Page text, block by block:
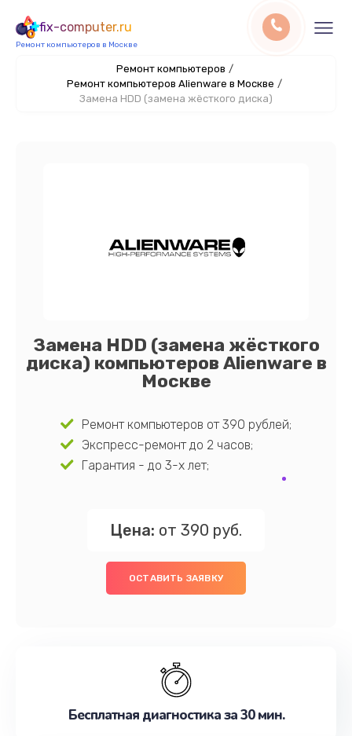
fix-computer.ru
Ремонт компьютеров в Москве
Ремонт компьютеров /
Ремонт компьютеров Alienware в Москве /
Замена HDD (замена жёсткого диска)
Замена HDD (замена жёсткого
диска) компьютеров Alienware в
Москве
Ремонт компьютеров от 390 рублей;
Экспресс-ремонт до 2 часов;
Гарантия - до 3-х лет;
Цена: от 390 руб.
ОСТАВИТЬ ЗАЯВКУ
Бесплатная диагностика за 30 мин.